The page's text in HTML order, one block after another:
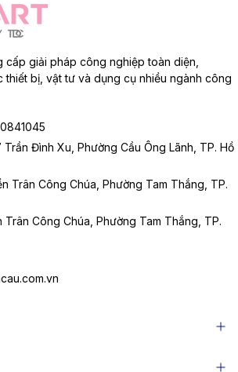
cấp giải pháp công nghiệp toàn diện,
bị, vật tư và dụng cụ nhiều ngành công
Trần Đình Xu, Phường Cầu Ông Lãnh, TP. Hồ
Trân Công Chúa, Phường Tam Thắng, TP.
Trân Công Chúa, Phường Tam Thắng, TP.